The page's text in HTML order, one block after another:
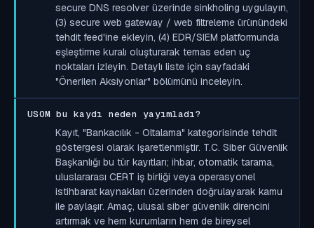
secure DNS resolver üzerinde sinkholing uygulayın,
(3) secure web gateway / web filtreleme ürünündeki
tehdit feed'ine ekleyin, (4) EDR/SIEM platformunda
eşleştirme kuralı oluşturarak temas eden uç
noktaları izleyin. Detaylı liste için sayfadaki
"Önerilen Aksiyonlar" bölümünü inceleyin.
USOM bu kaydı neden yayımladı?
Kayıt, "Bankacılık - Oltalama" kategorisinde tehdit
göstergesi olarak işaretlenmiştir. T.C. Siber Güvenlik
Başkanlığı bu tür kayıtları; ihbar, otomatik tarama,
uluslararası CERT iş birliği veya operasyonel
istihbarat kaynakları üzerinden doğrulayarak kamu
ile paylaşır. Amaç, ulusal siber güvenlik direncini
artırmak ve hem kurumların hem de bireysel